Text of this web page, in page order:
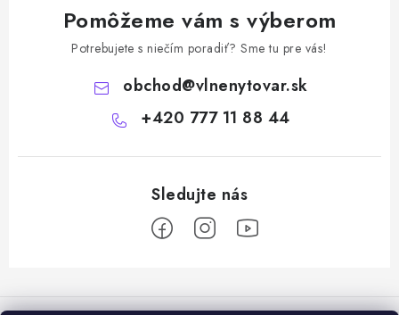
Pomôžeme vám s výberom
Potrebujete s niečím poradiť? Sme tu pre vás!
obchod@vlnenytovar.sk
+420 777 11 88 44
á